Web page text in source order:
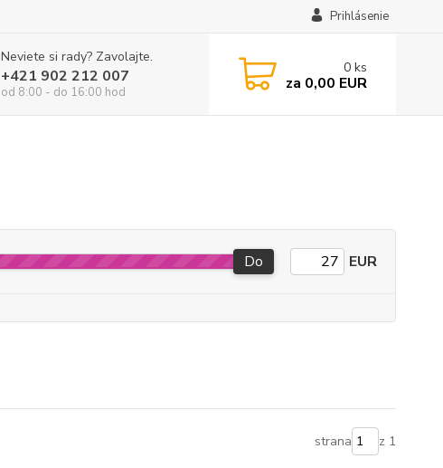
Prihlásenie
Neviete si rady? Zavolajte.
+421 902 212 007
od 8:00 - do 16:00 hod
0 ks
za 0,00 EUR
Do EUR
strana z 1